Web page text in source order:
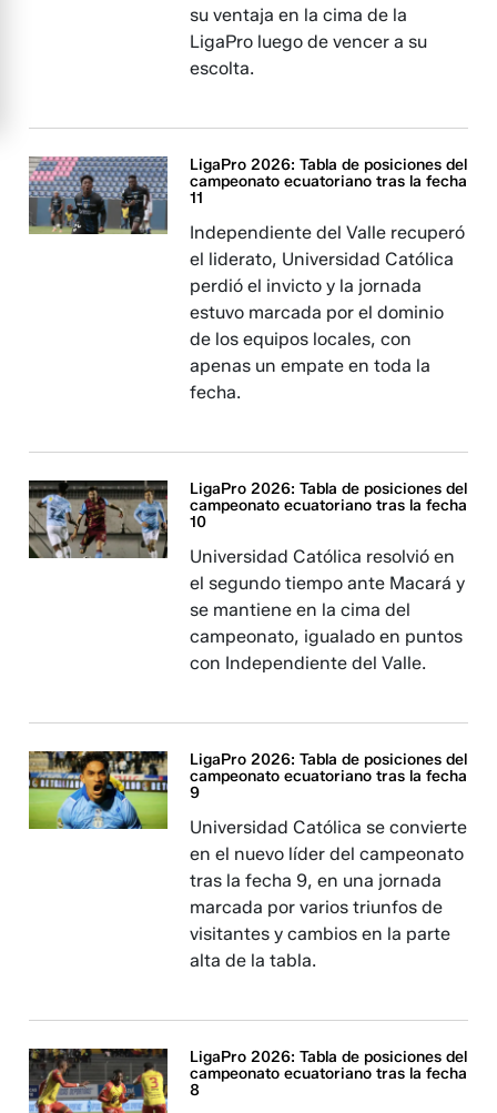
su ventaja en la cima de la
LigaPro luego de vencer a su
escolta.
LigaPro 2026: Tabla de posiciones del
campeonato ecuatoriano tras la fecha
11
Independiente del Valle recuperó
el liderato, Universidad Católica
perdió el invicto y la jornada
estuvo marcada por el dominio
de los equipos locales, con
apenas un empate en toda la
fecha.
LigaPro 2026: Tabla de posiciones del
campeonato ecuatoriano tras la fecha
10
Universidad Católica resolvió en
el segundo tiempo ante Macará y
se mantiene en la cima del
campeonato, igualado en puntos
con Independiente del Valle.
LigaPro 2026: Tabla de posiciones del
campeonato ecuatoriano tras la fecha
9
Universidad Católica se convierte
en el nuevo líder del campeonato
tras la fecha 9, en una jornada
marcada por varios triunfos de
visitantes y cambios en la parte
alta de la tabla.
LigaPro 2026: Tabla de posiciones del
campeonato ecuatoriano tras la fecha
8